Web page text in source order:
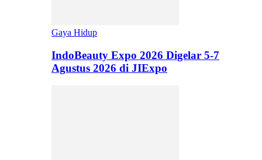
Gaya Hidup
IndoBeauty Expo 2026 Digelar 5-7
Agustus 2026 di JIExpo